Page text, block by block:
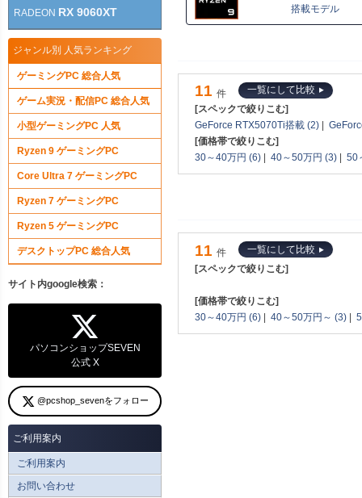
搭載モデル
11 件
一覧にして比較
[スペックで絞りこむ]
GeForce RTX5070Ti搭載 (2)
[価格帯で絞りこむ]
30～40万円 (6)
40～50万円 (3) 50
11 件
一覧にして比較
[スペックで絞りこむ]
[価格帯で絞りこむ]
30～40万円 (6) | 40～50万円～ (3) |
RADEON RX 9060XT
ジャンル別 人気ランキング
ゲーミングPC 総合人気
ゲーム実況・配信PC 総合人気
小型ゲーミングPC 人気
Ryzen 9 ゲーミングPC
Core Ultra 7 ゲーミングPC
Ryzen 7 ゲーミングPC
Ryzen 5 ゲーミングPC
デスクトップPC 総合人気
サイト内google検索：
パソコンショップSEVEN
公式 X
@pcshop_sevenをフォロー
ご利用案内
ご利用案内
お問い合わせ